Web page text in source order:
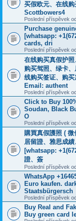
买假欧元、在线
Scottbowers4
Poslední příspěvek
Purchase
[whatsapp:
cards, dri
Poslední příspěvek
在线购买真假护
购买驾照、绿卡
线购买签证、购
Email: authent
Poslední příspěvek
Click to Buy
Soudan, Black
O
Poslední příspěvek
購買真假護照 (
居留證、雅思成
[whatsapp:
證、簽
Poslední příspěvek
WhatsApp
Euro kaufen.
Staatsbürgersch
Poslední příspěvek
Buy Real and
Buy green card